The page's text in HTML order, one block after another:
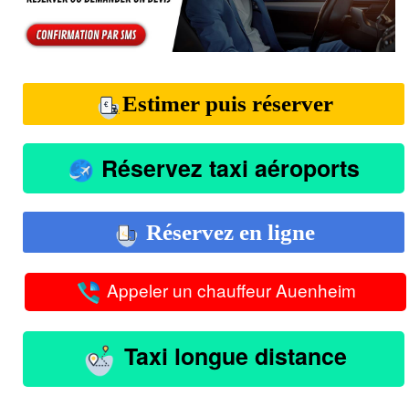
Estimer puis réserver
Réservez taxi aéroports
Réservez en ligne
Appeler un chauffeur Auenheim
Taxi longue distance